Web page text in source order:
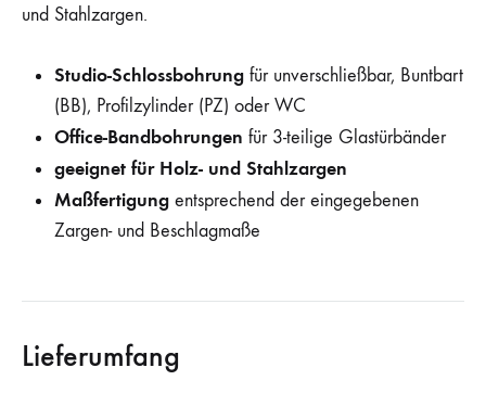
und Stahlzargen.
Studio-Schlossbohrung für unverschließbar, Buntbart
(BB), Profilzylinder (PZ) oder WC
Office-Bandbohrungen für 3-teilige Glastürbänder
geeignet für Holz- und Stahlzargen
Maßfertigung entsprechend der eingegebenen
Zargen- und Beschlagmaße
Lieferumfang